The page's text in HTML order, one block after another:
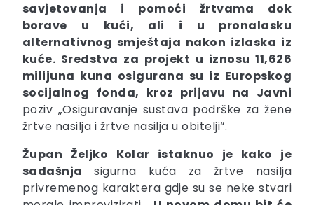
savjetovanja i pomoći žrtvama dok
borave u kući, ali i u pronalasku
alternativnog smještaja nakon izlaska iz
kuće. Sredstva za projekt u iznosu 11,626
milijuna kuna osigurana su iz Europskog
socijalnog fonda, kroz prijavu na Javni
poziv „Osiguravanje sustava podrške za žene
žrtve nasilja i žrtve nasilja u obitelji“.
Župan Željko Kolar istaknuo je kako je
sadašnjasigurna kuća za žrtve nasilja
privremenog karaktera gdje su se neke stvari